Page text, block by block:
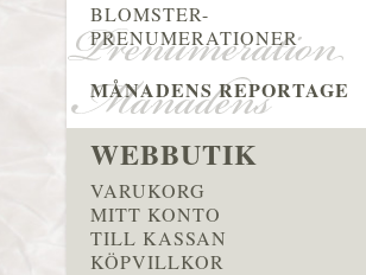
BLOMSTER-
PRENUMERATIONER
MÅNADENS REPORTAGE
WEBBUTIK
VARUKORG
MITT KONTO
TILL KASSAN
KÖPVILLKOR